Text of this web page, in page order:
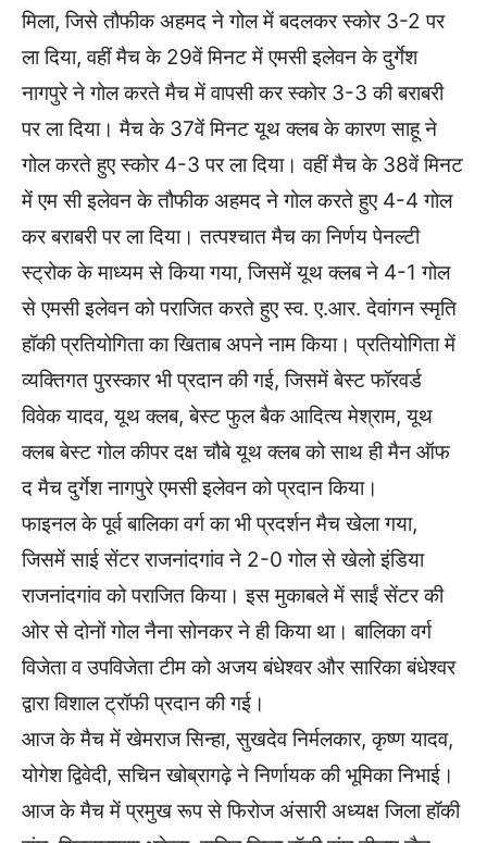
मिला, जिसे तौफीक अहमद ने गोल में बदलकर स्कोर 3-2 पर
ला दिया, वहीं मैच के 29वें मिनट में एमसी इलेवन के दुर्गेश
नागपुरे ने गोल करते मैच में वापसी कर स्कोर 3-3 की बराबरी
पर ला दिया। मैच के 37वें मिनट यूथ क्लब के कारण साहू ने
गोल करते हुए स्कोर 4-3 पर ला दिया। वहीं मैच के 38वें मिनट
में एम सी इलेवन के तौफीक अहमद ने गोल करते हुए 4-4 गोल
कर बराबरी पर ला दिया। तत्पश्चात मैच का निर्णय पेनल्टी
स्ट्रोक के माध्यम से किया गया, जिसमें यूथ क्लब ने 4-1 गोल
से एमसी इलेवन को पराजित करते हुए स्व. ए.आर. देवांगन स्मृति
हॉकी प्रतियोगिता का खिताब अपने नाम किया। प्रतियोगिता में
व्यक्तिगत पुरस्कार भी प्रदान की गई, जिसमें बेस्ट फॉरवर्ड
विवेक यादव, यूथ क्लब, बेस्ट फुल बैक आदित्य मेश्राम, यूथ
क्लब बेस्ट गोल कीपर दक्ष चौबे यूथ क्लब को साथ ही मैन ऑफ
द मैच दुर्गेश नागपुरे एमसी इलेवन को प्रदान किया।
फाइनल के पूर्व बालिका वर्ग का भी प्रदर्शन मैच खेला गया,
जिसमें साई सेंटर राजनांदगांव ने 2-0 गोल से खेलो इंडिया
राजनांदगांव को पराजित किया। इस मुकाबले में साईं सेंटर की
ओर से दोनों गोल नैना सोनकर ने ही किया था। बालिका वर्ग
विजेता व उपविजेता टीम को अजय बंधेश्वर और सारिका बंधेश्वर
द्वारा विशाल ट्रॉफी प्रदान की गई।
आज के मैच में खेमराज सिन्हा, सुखदेव निर्मलकार, कृष्ण यादव,
योगेश द्विवेदी, सचिन खोब्रागढ़े ने निर्णायक की भूमिका निभाई।
आज के मैच में प्रमुख रूप से फिरोज अंसारी अध्यक्ष जिला हॉकी